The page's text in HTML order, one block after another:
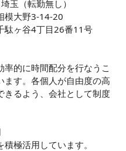
玉（転勤無し）
模大野3-14-20
駄ヶ谷4丁目26番11号
的に時間配分を行なうこ
ます。各個人が自由度の高
きるよう、会社として制度
極活用しています。